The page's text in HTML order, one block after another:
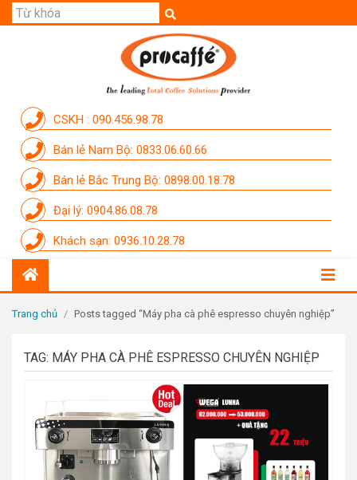
CSKH : 090.456.98.78
Bán lẻ Nam Bộ: 0833.06.60.66
Bán lẻ Bắc Trung Bộ: 0898.00.18.78
Đại lý: 0904.86.08.78
Khách sạn: 0936.10.28.78
DỊCH VỤ
CẨM NANG
THÀNH VIÊN PROCAFFE
KHUYẾN MÃI
SỰ KIỆN THƯƠNG HIỆU
LIÊN HỆ
Trang chủ / Posts tagged “Máy pha cà phê espresso chuyên nghiệp”
TAG: MÁY PHA CÀ PHÊ ESPRESSO CHUYÊN NGHIỆP